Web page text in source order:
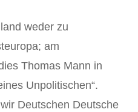
weder zu
am
Thomas Mann in
Unpolitischen“.
Deutschen Deutsche